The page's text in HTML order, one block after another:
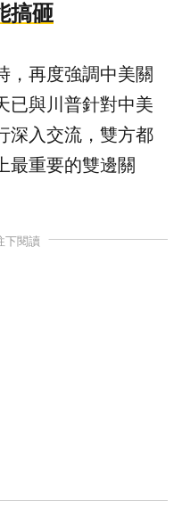
搞砸
，再度強調中美關
已與川普針對中美
深入交流，雙方都
最重要的雙邊關
下閱讀